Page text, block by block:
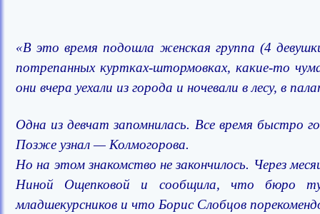
«В это время подошла женская группа (4
потрепанных куртках-штормовках, какие-то
они вчера уехали из города и ночевали в лесу, в
Одна из девчат запомнилась. Все время быстро
Позже узнал — Колмогорова.
Но на этом знакомство не закончилось. Через
Ниной Ощепковой и сообщила, что бюро
младшекурсников и что Борис Слобцов